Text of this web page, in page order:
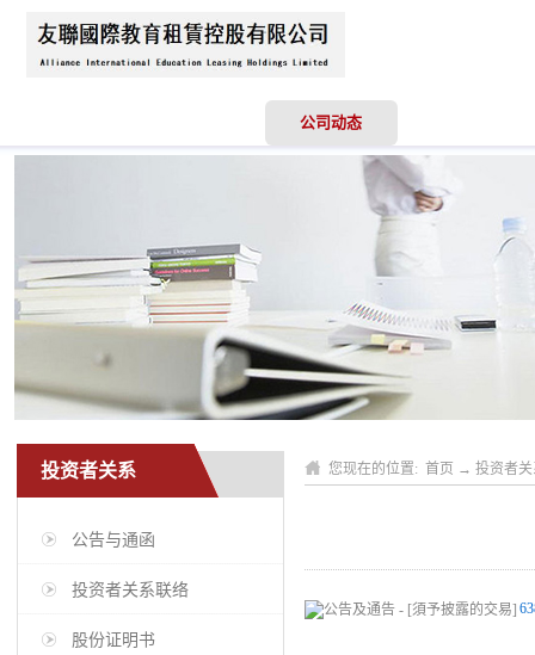
公司动态
投资者关系
公告与通函
投资者关系联络
股份证明书
您现在的位置: 首页 → 投资者